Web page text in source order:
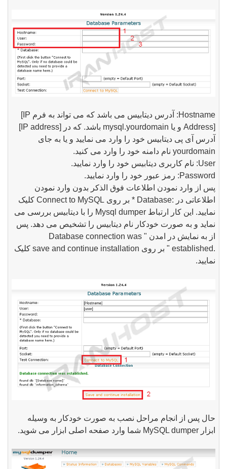
Hostname: آدرس دیتابیس می باشد که می تواند به فرم [IP
Address] و یا mysql.yourdomain باشد. که در
[IP address]
آدرس آی پی دیتابیس خود را وارد می نمایید و یا به جای
yourdomain نام دامنه خود را وارد می کنید.
User: نام کاربری دیتابیس خود را وارد نمایید.
Password: رمز عبور خود را وارد نمایید.
پس از وارد نمودن اطلاعات فوق الذکر بدون وارد نمودن
اطلاعاتی در * Database: بر روی Connect to MySQL کلیک
نمایید. این کار ارتباطMysql dumper را با دیتابیس بررسی می
نماید و به صورت خودکار نام دیتابیس را تشخیص می دهد. پس
از به نمایش در امدن "Database connection was
established. " بر روی save and continue installation کلیک
نمایید.
حال پس از انجام مراحل نصب به صورت خودکار به وسیله
ابزارMySQL dumper شما وارد صفحه اصلی ابزار می شوید.